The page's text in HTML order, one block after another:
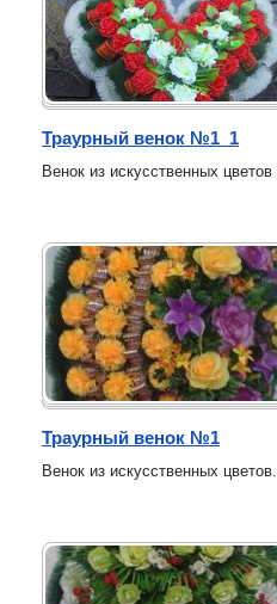
Траурный венок №1_1
Венок из искусственных цветов
Траурный венок №1
Венок из искусственных цветов.